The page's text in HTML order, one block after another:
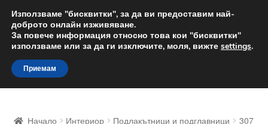
ДОСТАВКА от 12 лв.
Доставка по целия свят
Skip
to
navigation
Skip
to
content
Начало Интериор Подлакътници и подглавници
307
Използваме "бисквитки", за да ви предоставим най-
доброто онлайн изживяване.
За повече информация относно това кои "бисквитки"
използваме или за да ги изключите, моля, вижте settings.
Приемам